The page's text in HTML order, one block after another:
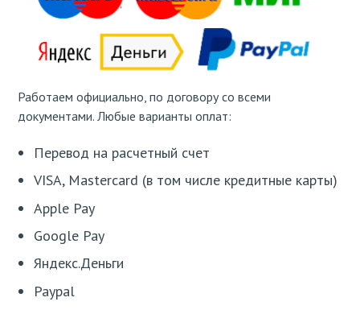
Работаем официально, по договору со всеми
документами. Любые варианты оплат:
Перевод на расчетный счет
VISA, Mastercard (в том числе кредитные карты)
Apple Pay
Google Pay
Яндекс.Деньги
Paypal